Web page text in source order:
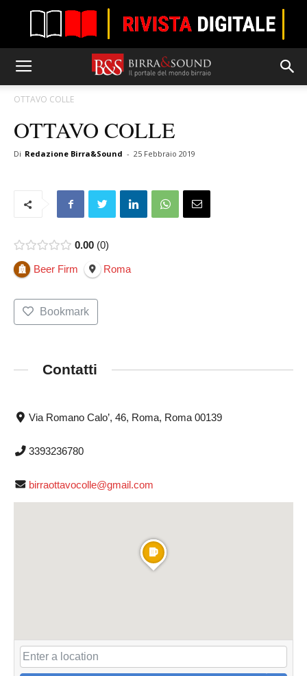
OTTAVO COLLE
OTTAVO COLLE
Di Redazione Birra&Sound - 25 Febbraio 2019
0.00 0
Beer Firm Roma
Bookmark
Contatti
Via Romano Calo’, 46, Roma, Roma 00139
3393236780
birraottavocolle@gmail.com